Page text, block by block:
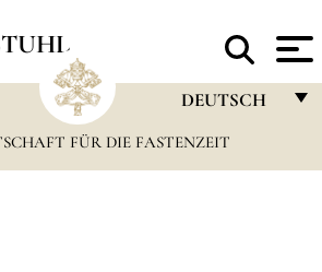
DEUTSCH
FRANÇAIS
FÜR DIE FASTENZEIT